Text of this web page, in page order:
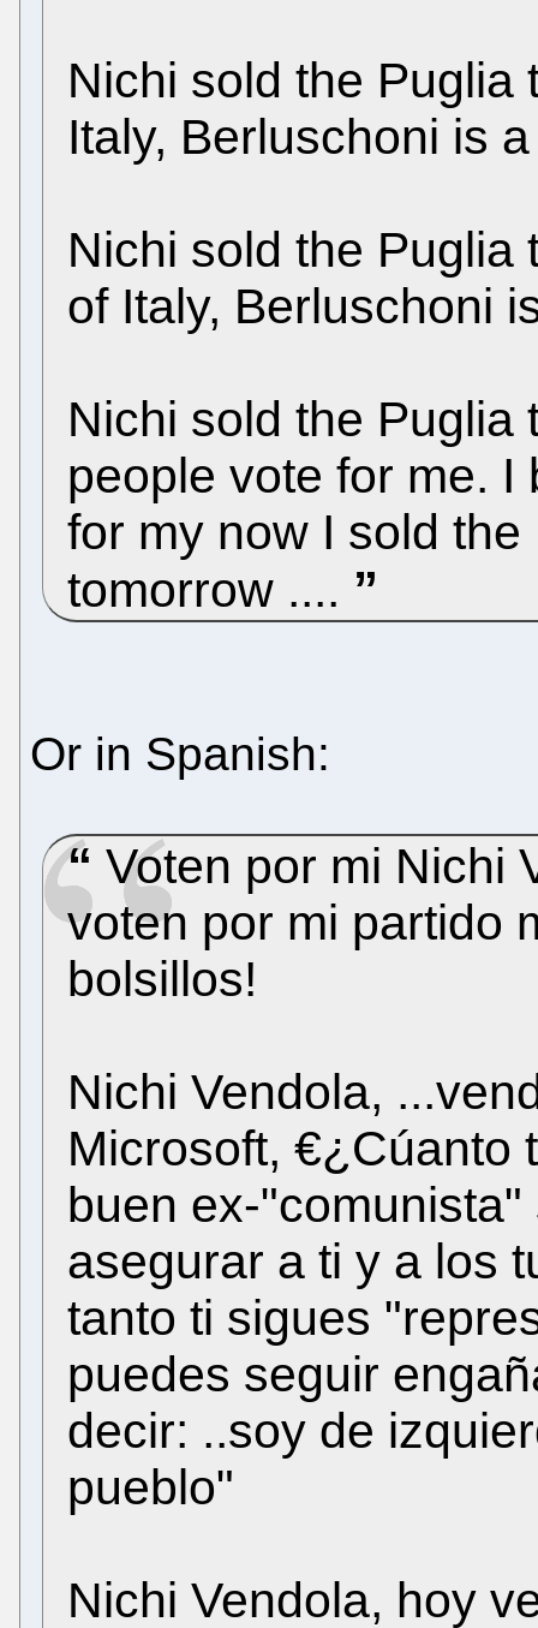
Nichi sold the Puglia
Italy, Berluschoni is
Nichi sold the Puglia
of Italy, Berluschoni
Nichi sold the Puglia
people vote for me.
for my now I sold
tomorrow ....
Or in Spanish:
Voten por mi Nichi
voten por mi partido
bolsillos!
Nichi Vendola,
Microsoft, €¿Cúanto
buen ex-
asegurar a ti y a los
tanto ti sigues
puedes seguir
decir: ..soy de
pueblo"
Nichi Vendola, hoy